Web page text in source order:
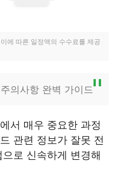
에 따른 일정액의 수수료를 제공
의사항 완벽 가이드
서 매우 중요한 과정
관련 정보가 잘못 전
로 신속하게 변경해